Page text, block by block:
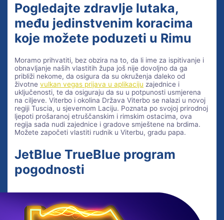
Pogledajte zdravlje lutaka,
među jedinstvenim koracima
koje možete poduzeti u Rimu
Moramo prihvatiti, bez obzira na to, da li ime za ispitivanje i
obnavljanje naših vlastitih župa još nije dovoljno da ga
približi nekome, da osigura da su okruženja daleko od
životnevulkan vegas prijava u aplikaciju zajednice i
uključenosti, te da osiguraju da su u potpunosti usmjerena
na ciljeve. Viterbo i okolina Država Viterbo se nalazi u novoj
regiji Tuscia, u sjevernom Laciju. Poznata po svojoj prirodnoj
ljepoti prošaranoj etruščanskim i rimskim ostacima, ova
regija sada nudi zajednice i gradove smještene na brdima.
Možete započeti vlastiti rudnik u Viterbu, gradu papa.
JetBlue TrueBlue program
pogodnosti